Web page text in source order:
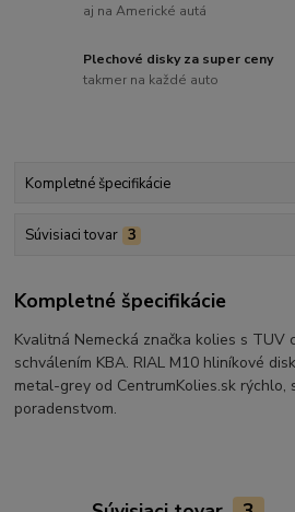
aj na Americké autá
Plechové disky za super ceny
takmer na každé auto
Kompletné špecifikácie
Súvisiaci tovar 3
Kompletné špecifikácie
Kvalitná Nemecká značka kolies s TUV
schválením KBA. RIAL M10 hliníkové
metal-grey od CentrumKolies.sk rýchlo,
poradenstvom.